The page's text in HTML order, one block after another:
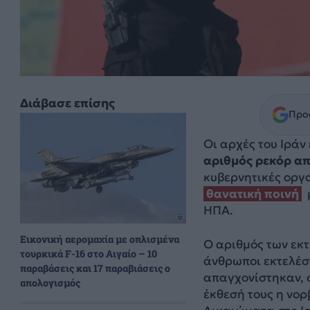
Διάβασε επίσης
Εικονική αερομαχία με οπλισμένα
τουρκικά F-16 στο Αιγαίο – 10
παραβάσεις και 17 παραβιάσεις ο
απολογισμός
Οι αρχές του Ιράν
αριθμός ρεκόρ
κυβερνητικές
θανατική ποινή
ΗΠΑ.
Ο αριθμός των
άνθρωποι
απαγχονίστηκαν,
έκθεσή τους η